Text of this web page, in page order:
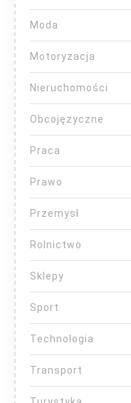
Moda
Motoryzacja
Nieruchomości
Obcojęzyczne
Praca
Prawo
Przemysł
Rolnictwo
Sklepy
Sport
Technologia
Transport